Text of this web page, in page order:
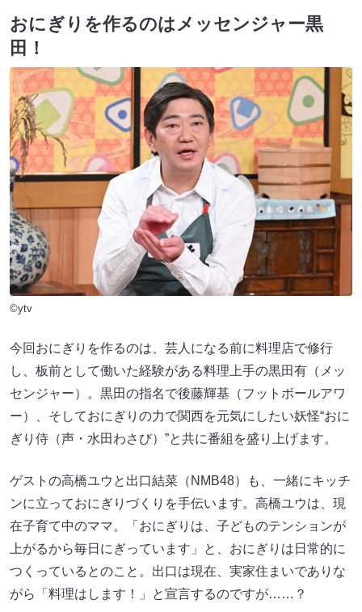
おにぎりを作るのはメッセンジャー黒
田！
©ytv
今回おにぎりを作るのは、芸人になる前に料理店で修行
し、板前として働いた経験がある料理上手の黒田有（メッ
センジャー）。黒田の指名で後藤輝基（フットボールアワ
ー）、そしておにぎりの力で関西を元気にしたい妖怪“おに
ぎり侍（声・水田わさび）”と共に番組を盛り上げます。
ゲストの高橋ユウと出口結菜（NMB48）も、一緒にキッチ
ンに立っておにぎりづくりを手伝います。高橋ユウは、現
在子育て中のママ。「おにぎりは、子どものテンションが
上がるから毎日にぎっています」と、おにぎりは日常的に
つくっているとのこと。出口は現在、実家住まいでありな
がら「料理はします！」と宣言するのですが……？